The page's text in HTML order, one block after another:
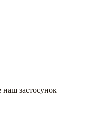
наш застосунок